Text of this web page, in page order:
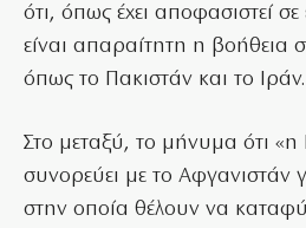
ότι, όπως έχει αποφασιστεί
είναι απαραίτητη η βοήθεια
όπως το Πακιστάν και το Ιράν.
Στο μεταξύ, το μήνυμα ότι «η
συνορεύει με το Αφγανιστάν
στην οποία θέλουν να